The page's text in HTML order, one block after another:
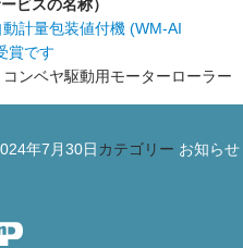
ビスの名称）
計量包装値付機 (WM-AI
賞です
ベヤ駆動用モーターローラー
年7月30日 カテゴリー お知らせ